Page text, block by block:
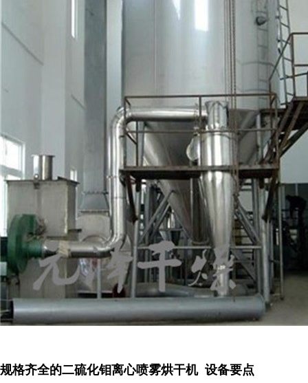
规格齐全的二硫化钼离心喷雾烘干机 设备要点